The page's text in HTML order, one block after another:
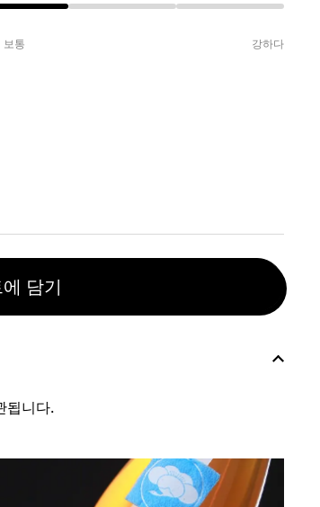
보통 강하다
담기
됩니다.